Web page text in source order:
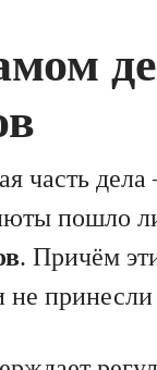
часть
пошло
. Причём
не